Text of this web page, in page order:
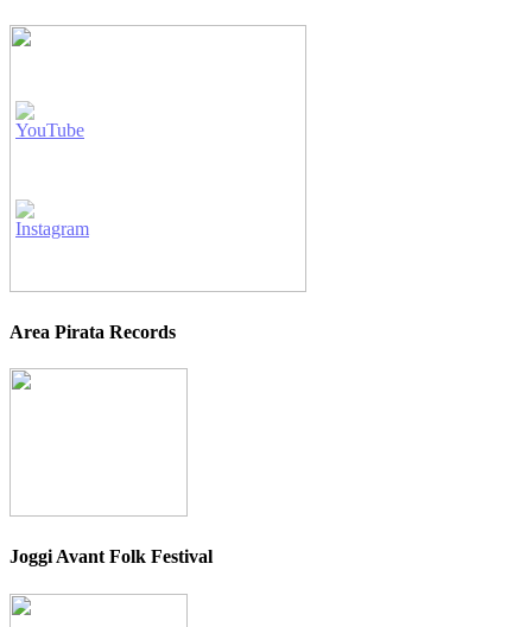
Area Pirata Records
Joggi Avant Folk Festival